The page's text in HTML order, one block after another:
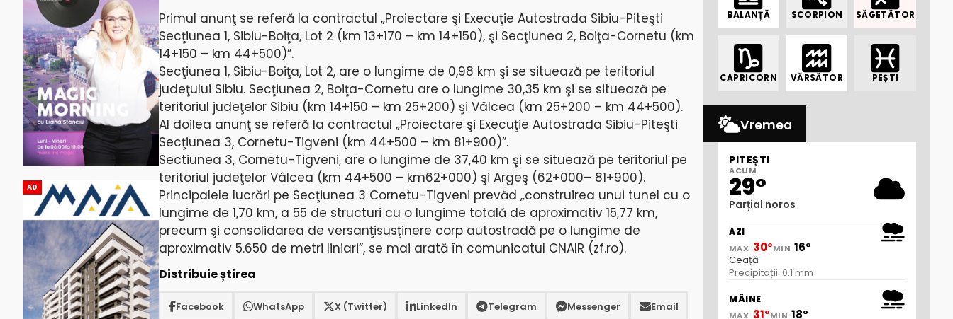
AD
Primul anunţ se referă la contractul „Proiectare şi Execuţie Autostrada Sibiu-Piteşti
Secţiunea 1, Sibiu-Boiţa, Lot 2 (km 13+170 – km 14+150), şi Secţiunea 2, Boiţa-Cornetu (km
14+150 – km 44+500)”.
Secţiunea 1, Sibiu-Boiţa, Lot 2, are o lungime de 0,98 km şi se situează pe teritoriul
judeţului Sibiu. Secţiunea 2, Boiţa-Cornetu are o lungime 30,35 km şi se situează pe
teritoriul judeţelor Sibiu (km 14+150 – km 25+200) şi Vâlcea (km 25+200 – km 44+500).
Al doilea anunţ se referă la contractul „Proiectare şi Execuţie Autostrada Sibiu-Piteşti
Secţiunea 3, Cornetu-Tigveni (km 44+500 – km 81+900)”.
Sectiunea 3, Cornetu-Tigveni, are o lungime de 37,40 km şi se situează pe teritoriul pe
teritoriul judeţelor Vâlcea (km 44+500 – km62+000) şi Argeş (62+000– 81+900).
Principalele lucrări pe Secţiunea 3 Cornetu-Tigveni prevăd „construirea unui tunel cu o
lungime de 1,70 km, a 55 de structuri cu o lungime totală de aproximativ 15,77 km,
precum şi consolidarea de versanţisusţinere corp autostradă pe o lungime de
aproximativ 5.650 de metri liniari”, se mai arată în comunicatul CNAIR (zf.ro).
Distribuie știrea
Facebook WhatsApp X (Twitter) LinkedIn Telegram Messenger Email
BALANȚĂ SCORPION SĂGETĂTOR
CAPRICORN VĂRSĂTOR PEȘTI
Vremea
PITEȘTI
ACUM
29°
Parțial noros
AZI
MAX 30°MIN 16°
Ceață
Precipitații: 0.1 mm
MÂINE
MAX 31°MIN 18°